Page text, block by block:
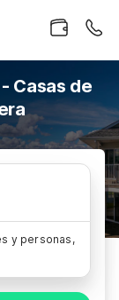
Casas de
y personas,